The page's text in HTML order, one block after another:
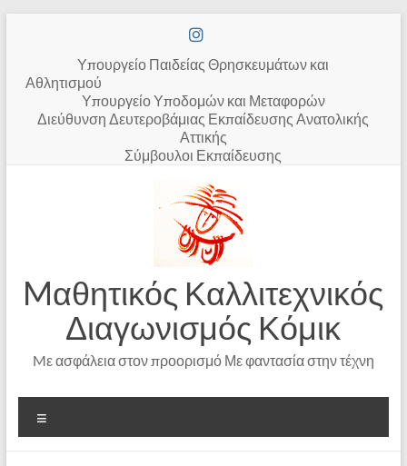
Υπουργείο Παιδείας Θρησκευμάτων και
Αθλητισμού
Υπουργείο Υποδομών και Μεταφορών
Διεύθυνση Δευτεροβάμιας Εκπαίδευσης Ανατολικής
Αττικής
Σύμβουλοι Εκπαίδευσης
Mαθητικός Καλλιτεχνικός
Διαγωνισμός Κόμικ
Mε ασφάλεια στον προορισμό Με φαντασία στην τέχνη